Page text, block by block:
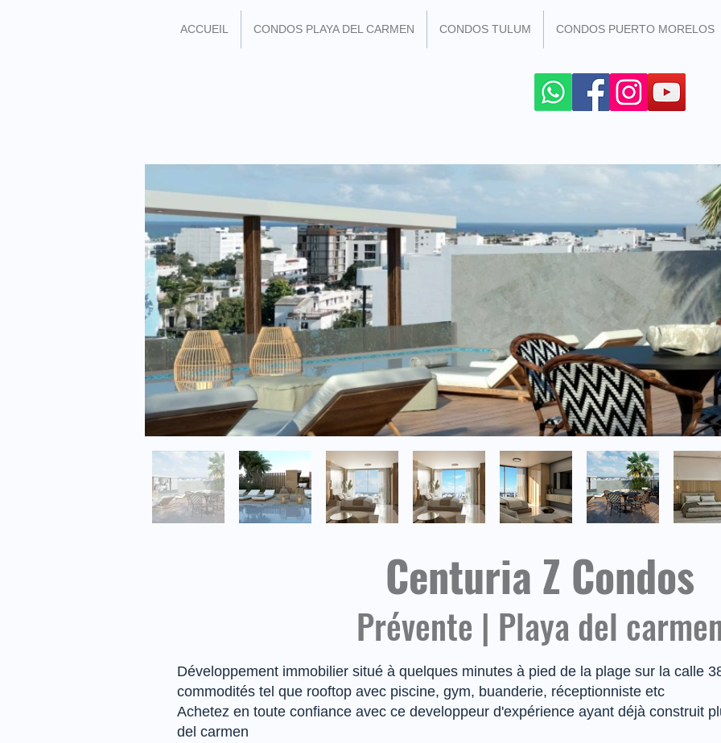
ACCUEIL CONDOS PLAYA DEL CARMEN CONDOS TULUM CONDOS PUERTO MORELOS
Centuria Z Condos
Prévente | Playa del
Développement immobilier situé à quelques minutes à pied de la plage sur la calle
commodités tel que rooftop avec piscine, gym, buanderie, réceptionniste etc
Achetez en toute confiance avec ce developpeur d'expérience ayant déjà construit
del carmen